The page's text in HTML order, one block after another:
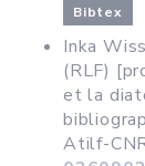
Bibtex
Inka
(RLF)
et la
Atilf-